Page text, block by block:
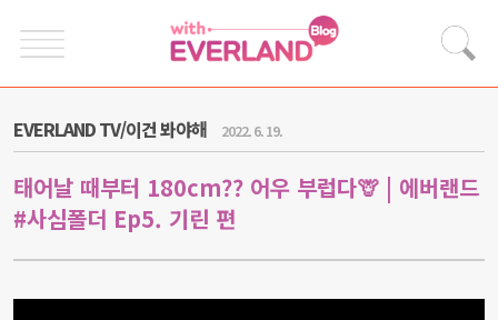
EVERLAND TV/이건 봐야해 2022. 6. 19.
태어날 때부터 180cm?? 어우 부럽다🦒 | 에버랜드
#사심폴더 Ep5. 기린 편